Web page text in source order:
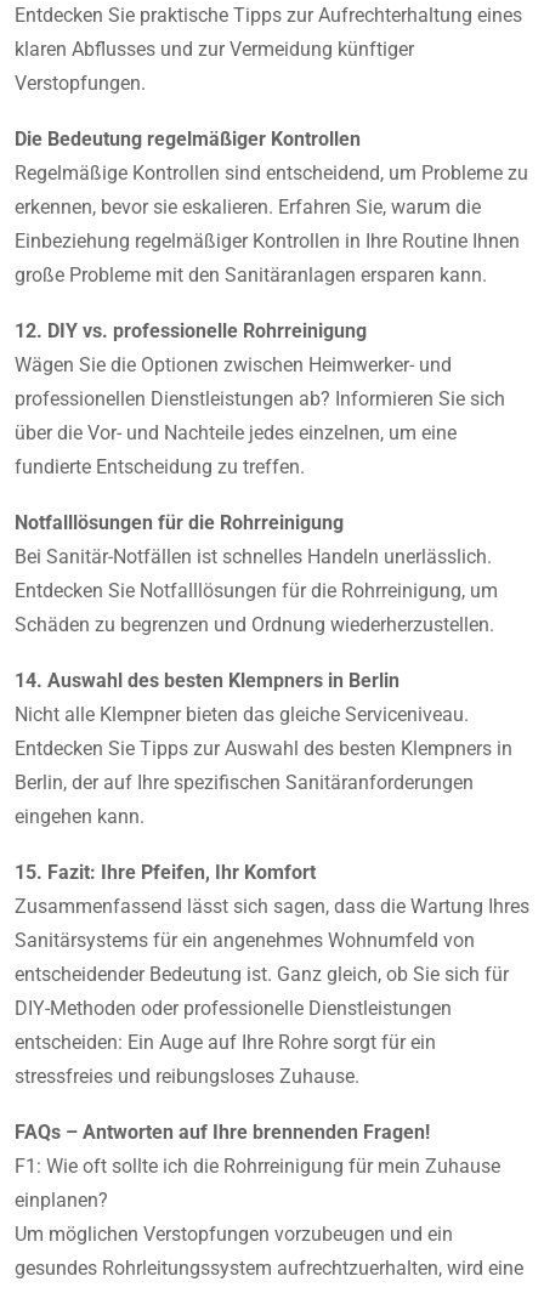
Entdecken Sie praktische Tipps zur Aufrechterhaltung eines
klaren Abflusses und zur Vermeidung künftiger
Verstopfungen.
Die Bedeutung regelmäßiger Kontrollen
Regelmäßige Kontrollen sind entscheidend, um Probleme zu
erkennen, bevor sie eskalieren. Erfahren Sie, warum die
Einbeziehung regelmäßiger Kontrollen in Ihre Routine Ihnen
große Probleme mit den Sanitäranlagen ersparen kann.
12. DIY vs. professionelle Rohrreinigung
Wägen Sie die Optionen zwischen Heimwerker- und
professionellen Dienstleistungen ab? Informieren Sie sich
über die Vor- und Nachteile jedes einzelnen, um eine
fundierte Entscheidung zu treffen.
Notfalllösungen für die Rohrreinigung
Bei Sanitär-Notfällen ist schnelles Handeln unerlässlich.
Entdecken Sie Notfalllösungen für die Rohrreinigung, um
Schäden zu begrenzen und Ordnung wiederherzustellen.
14. Auswahl des besten Klempners in Berlin
Nicht alle Klempner bieten das gleiche Serviceniveau.
Entdecken Sie Tipps zur Auswahl des besten Klempners in
Berlin, der auf Ihre spezifischen Sanitäranforderungen
eingehen kann.
15. Fazit: Ihre Pfeifen, Ihr Komfort
Zusammenfassend lässt sich sagen, dass die Wartung Ihres
Sanitärsystems für ein angenehmes Wohnumfeld von
entscheidender Bedeutung ist. Ganz gleich, ob Sie sich für
DIY-Methoden oder professionelle Dienstleistungen
entscheiden: Ein Auge auf Ihre Rohre sorgt für ein
stressfreies und reibungsloses Zuhause.
FAQs – Antworten auf Ihre brennenden Fragen!
F1: Wie oft sollte ich die Rohrreinigung für mein Zuhause
einplanen?
Um möglichen Verstopfungen vorzubeugen und ein
gesundes Rohrleitungssystem aufrechtzuerhalten, wird eine